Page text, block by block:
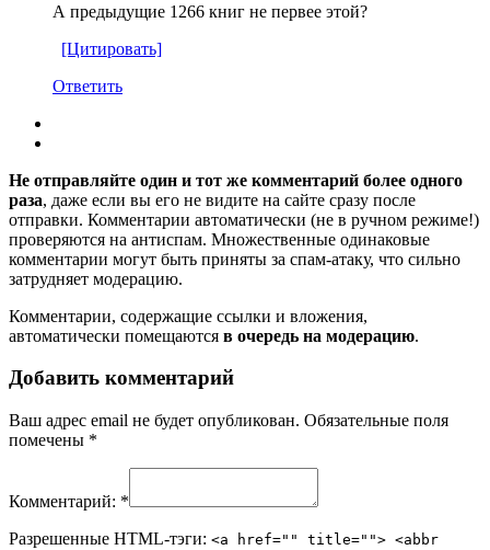
А предыдущие 1266 книг не первее этой?
[Цитировать]
Ответить
Не отправляйте один и тот же комментарий более одного
раза, даже если вы его не видите на сайте сразу после
отправки. Комментарии автоматически (не в ручном режиме!)
проверяются на антиспам. Множественные одинаковые
комментарии могут быть приняты за спам-атаку, что сильно
затрудняет модерацию.
Комментарии, содержащие ссылки и вложения,
автоматически помещаются в очередь на модерацию.
Добавить комментарий
Ваш адрес email не будет опубликован. Обязательные поля
помечены *
Комментарий: *
Разрешенные HTML-тэги: <a href="" title=""> <abbr